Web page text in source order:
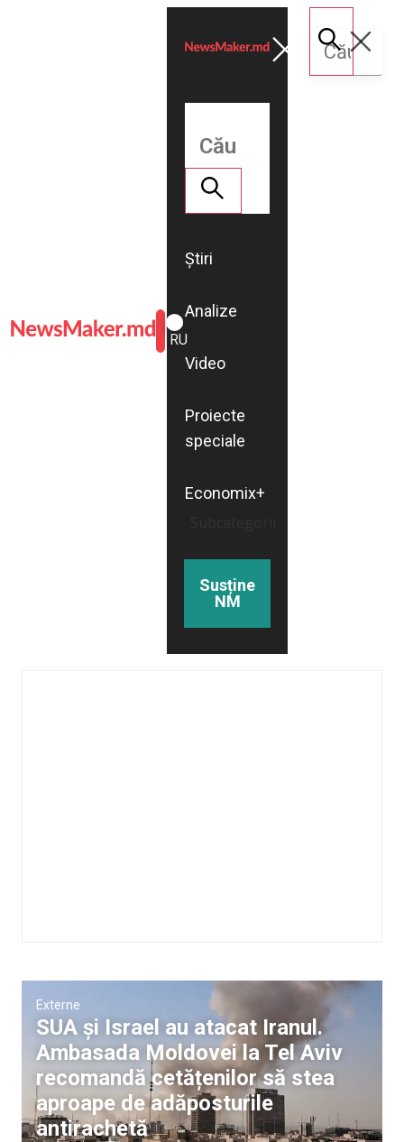
ROMÂNĂ
RU
Știri
Analize
Video
Proiecte
speciale
Economix+
Susține
NM
Externe
SUA și Israel au atacat Iranul.
Ambasada Moldovei la Tel Aviv
recomandă cetățenilor să stea
aproape de adăposturile
antirachetă